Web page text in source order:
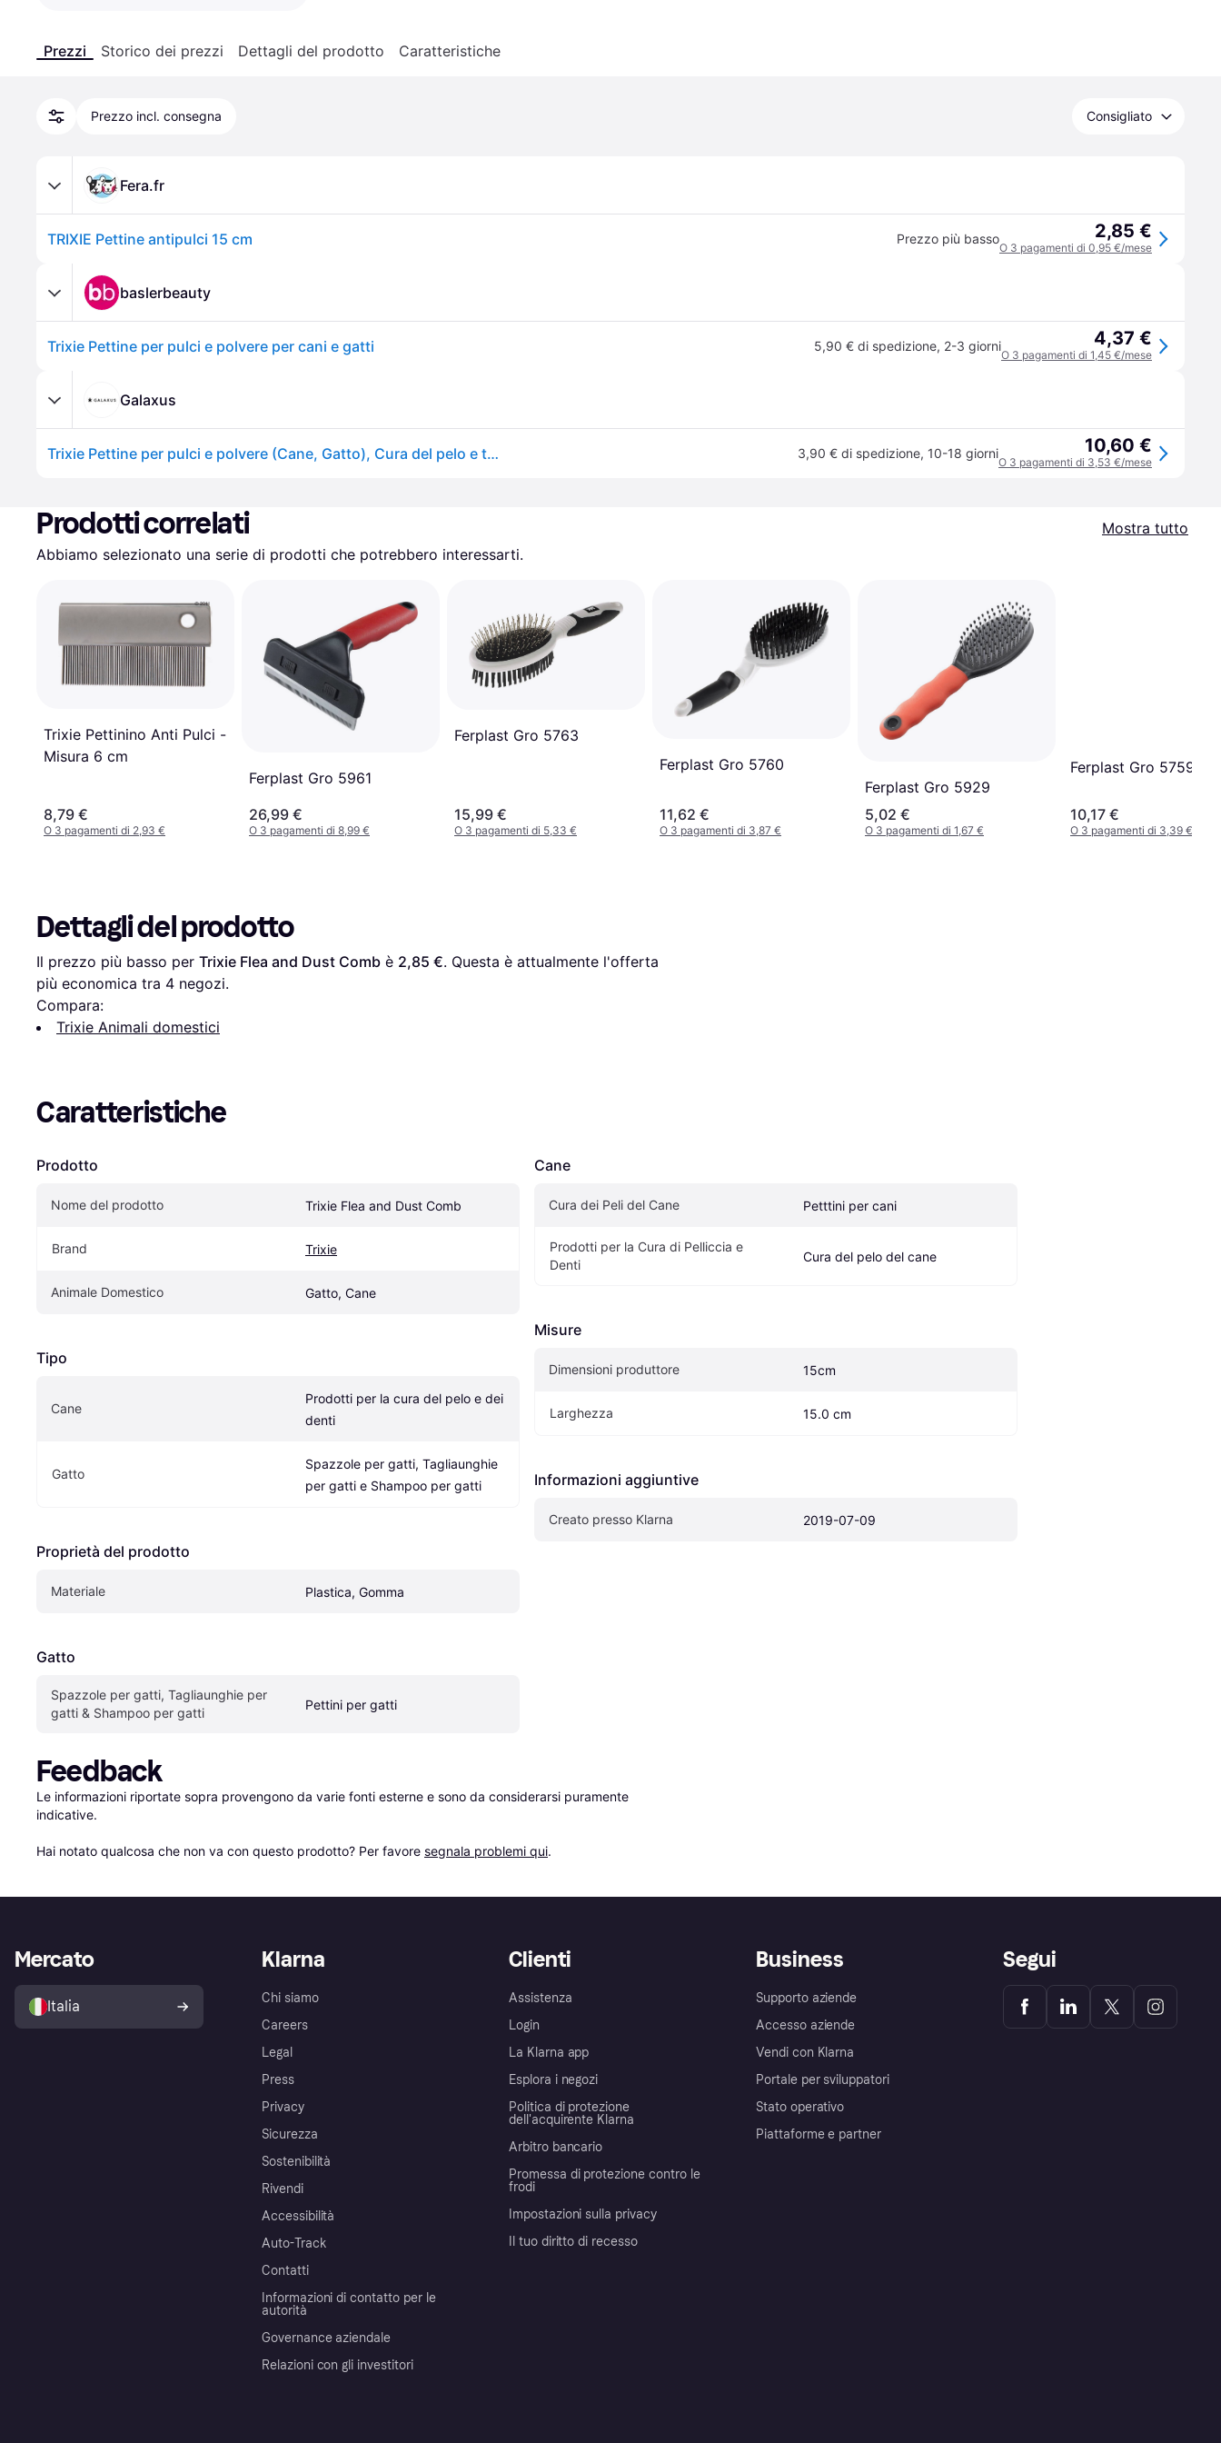
Prezzi Storico dei prezzi Dettagli del prodotto Caratteristiche
Prezzo incl. consegna Consigliato
Fera.fr
TRIXIE Pettine antipulci 15 cm Prezzo più basso 2,85 €
O 3 pagamenti di 0,95 €/mese
baslerbeauty
Trixie Pettine per pulci e polvere per cani e gatti 5,90 € di spedizione, 2-3 giorni 4,37 €
O 3 pagamenti di 1,45 €/mese
Galaxus
Trixie Pettine per pulci e polvere (Cane, Gatto), Cura del pelo e toelettatura 3,90 € di spedizione, 10-18 giorni 10,60 €
O 3 pagamenti di 3,53 €/mese
Prodotti correlati
Mostra tutto
Abbiamo selezionato una serie di prodotti che potrebbero interessarti.
Trixie Pettinino Anti Pulci -
Misura 6 cm
8,79 €
O 3 pagamenti di 2,93 €
Ferplast Gro 5961
26,99 €
O 3 pagamenti di 8,99 €
Ferplast Gro 5763
15,99 €
O 3 pagamenti di 5,33 €
Ferplast Gro 5760
11,62 €
O 3 pagamenti di 3,87 €
Ferplast Gro 5929
5,02 €
O 3 pagamenti di 1,67 €
Ferplast Gro 5759
10,17 €
O 3 pagamenti di 3,39 €
Dettagli del prodotto
Il prezzo più basso per Trixie Flea and Dust Comb è 2,85 €. Questa è attualmente l'offerta
più economica tra 4 negozi.
Compara:
Trixie Animali domestici
Caratteristiche
Prodotto
Nome del prodotto Trixie Flea and Dust Comb
Brand Trixie
Animale Domestico Gatto, Cane
Tipo
Cane
Prodotti per la cura del pelo e dei
denti
Gatto
Spazzole per gatti, Tagliaunghie
per gatti e Shampoo per gatti
Proprietà del prodotto
Materiale Plastica, Gomma
Gatto
Spazzole per gatti, Tagliaunghie per
gatti & Shampoo per gatti
Pettini per gatti
Cane
Cura dei Peli del Cane Petttini per cani
Prodotti per la Cura di Pelliccia e
Denti
Cura del pelo del cane
Misure
Dimensioni produttore 15cm
Larghezza 15.0 cm
Informazioni aggiuntive
Creato presso Klarna 2019-07-09
Feedback
Le informazioni riportate sopra provengono da varie fonti esterne e sono da considerarsi puramente
indicative.
Hai notato qualcosa che non va con questo prodotto? Per favore segnala problemi qui.
Klarna
Chi siamo
Careers
Legal
Press
Privacy
Sicurezza
Sostenibilità
Rivendi
Accessibilità
Auto-Track
Contatti
Informazioni di contatto per le
autorità
Governance aziendale
Relazioni con gli investitori
Clienti
Assistenza
Login
La Klarna app
Esplora i negozi
Politica di protezione
dell'acquirente Klarna
Arbitro bancario
Promessa di protezione contro le
frodi
Impostazioni sulla privacy
Il tuo diritto di recesso
Business
Supporto aziende
Accesso aziende
Vendi con Klarna
Portale per sviluppatori
Stato operativo
Piattaforme e partner
Mercato
Italia
Segui